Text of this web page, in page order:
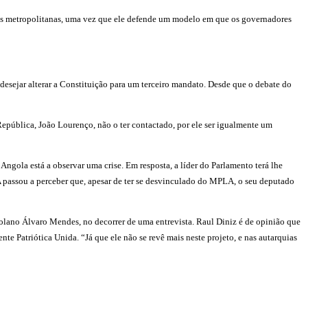
uma vez que ele defende um modelo em que os governadores
alterar a Constituição para um terceiro mandato. Desde que o debate do
João Lourenço, não o ter contactado, por ele ser igualmente um
está a observar uma crise. Em resposta, a líder do Parlamento terá lhe
a perceber que, apesar de ter se desvinculado do MPLA, o seu deputado
Álvaro Mendes, no decorrer de uma entrevista. Raul Diniz é de opinião que
Patriótica Unida. “Já que ele não se revê mais neste projeto, e nas autarquias